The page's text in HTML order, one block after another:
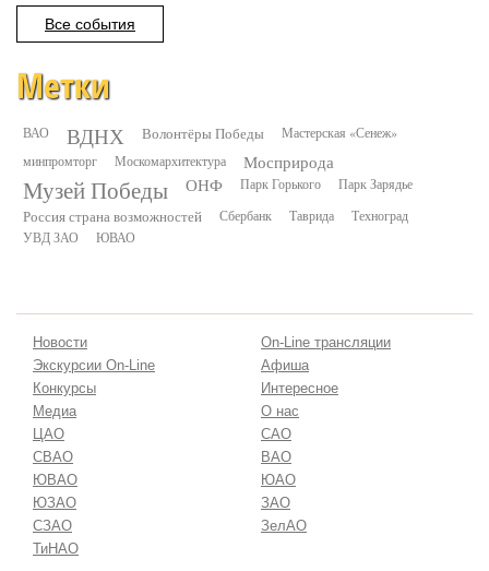
Все события
Метки
ВАО ВДНХ Волонтёры Победы
Мастерская «Сенеж»
минпромторг
Москомархитектура Мосприрода
Музей Победы ОНФ Парк Горького Парк Зарядье
Россия страна возможностей Сбербанк Таврида
Техноград
УВД ЗАО
ЮВАО
Новости
On-Line трансляции
Экскурсии On-Line
Афиша
Конкурсы
Интересное
Медиа
О нас
ЦАО
САО
СВАО
ВАО
ЮВАО
ЮАО
ЮЗАО
ЗАО
СЗАО
ЗелАО
ТиНАО